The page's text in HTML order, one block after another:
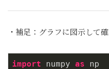
・補足：グラフに図示して
import numpy as